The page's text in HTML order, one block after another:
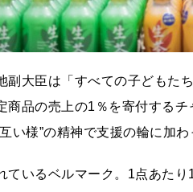
副大臣は「すべての子どもた
商品の売上の1％を寄付する
い様”の精神で支援の輪に加
ているベルマーク。1点あた